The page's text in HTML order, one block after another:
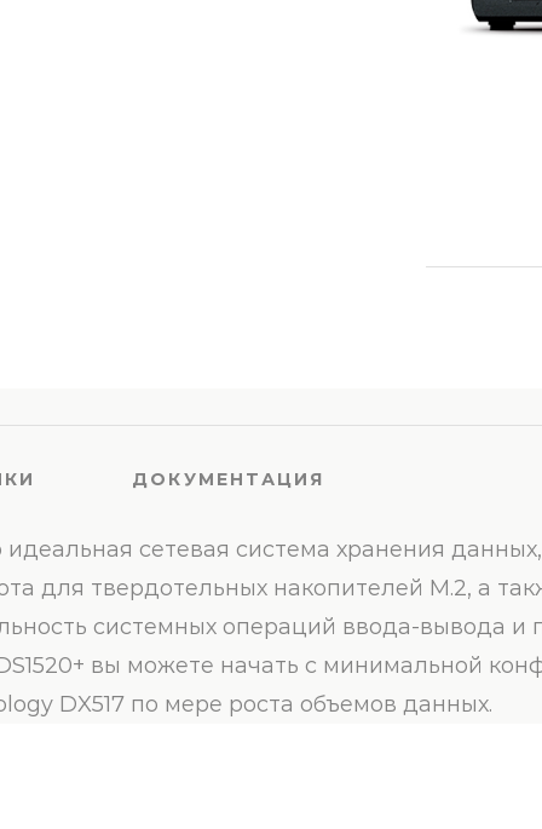
ДОКУМЕНТАЦИЯ
сетевая система хранения
для твердотельных накопителей M.2, а
системных операций ввода-вывода и
вы можете начать с минимальной
DX517 по мере роста объемов данных.